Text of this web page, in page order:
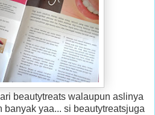
beautytreats walaupun aslinya
banyak yaa... si beautytreatsjuga